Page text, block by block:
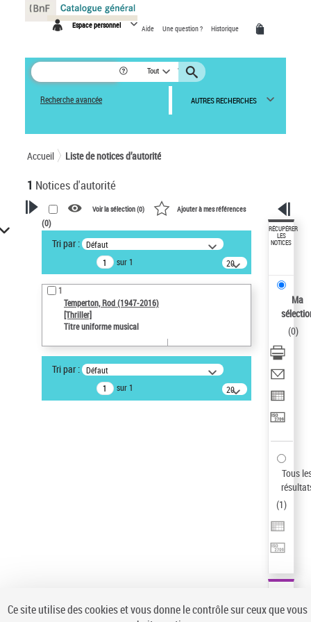
Espace personnel Aide Une question ? Historique
Tout
Recherche avancée AUTRES RECHERCHES
Accueil Liste de notices d’autorité
1 Notices d'autorité
VOTRE RECHERCHE
Recherche avancée dans les
notices d’autorité
Œuvres liées à l'auteur :
Temperton, Rod (1947-2016)
Sauvegarder votre recherche
AFFINER
Type de notice d'autorité
Voir la sélection (0) Ajouter à mes références
(0)
Tri par : Défaut
sur 1
20
résultats/page
1
Temperton, Rod (1947-2016)
[Thriller]
Titre uniforme musical
Tri par : Défaut
sur 1
20
résultats/page
RÉCUPÉRER
LES
NOTICES
Ma
(0)
Tous
(1)
Panneau de gestion des cookies
Ce site utilise des cookies et vous donne le contrôle sur ceux que vous